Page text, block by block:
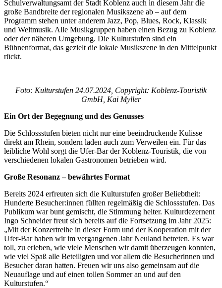
Schulverwaltungsamt der Stadt Koblenz auch in diesem Jahr die
große Bandbreite der regionalen Musikszene ab – auf dem
Programm stehen unter anderem Jazz, Pop, Blues, Rock, Klassik
und Weltmusik. Alle Musikgruppen haben einen Bezug zu Koblenz
oder der näheren Umgebung. Die Kulturstufen sind ein
Bühnenformat, das gezielt die lokale Musikszene in den Mittelpunkt
rückt.
Foto: Kulturstufen 24.07.2024, Copyright: Koblenz-Touristik
GmbH, Kai Myller
Ein Ort der Begegnung und des Genusses
Die Schlossstufen bieten nicht nur eine beeindruckende Kulisse
direkt am Rhein, sondern laden auch zum Verweilen ein. Für das
leibliche Wohl sorgt die Ufer-Bar der Koblenz-Touristik, die von
verschiedenen lokalen Gastronomen betrieben wird.
Große Resonanz – bewährtes Format
Bereits 2024 erfreuten sich die Kulturstufen großer Beliebtheit:
Hunderte Besucher:innen füllten regelmäßig die Schlossstufen. Das
Publikum war bunt gemischt, die Stimmung heiter. Kulturdezernent
Ingo Schneider freut sich bereits auf die Fortsetzung im Jahr 2025:
„Mit der Konzertreihe in dieser Form und der Kooperation mit der
Ufer-Bar haben wir im vergangenen Jahr Neuland betreten. Es war
toll, zu erleben, wie viele Menschen wir damit überzeugen konnten,
wie viel Spaß alle Beteiligten und vor allem die Besucherinnen und
Besucher daran hatten. Freuen wir uns also gemeinsam auf die
Neuauflage und auf einen tollen Sommer an und auf den
Kulturstufen.“